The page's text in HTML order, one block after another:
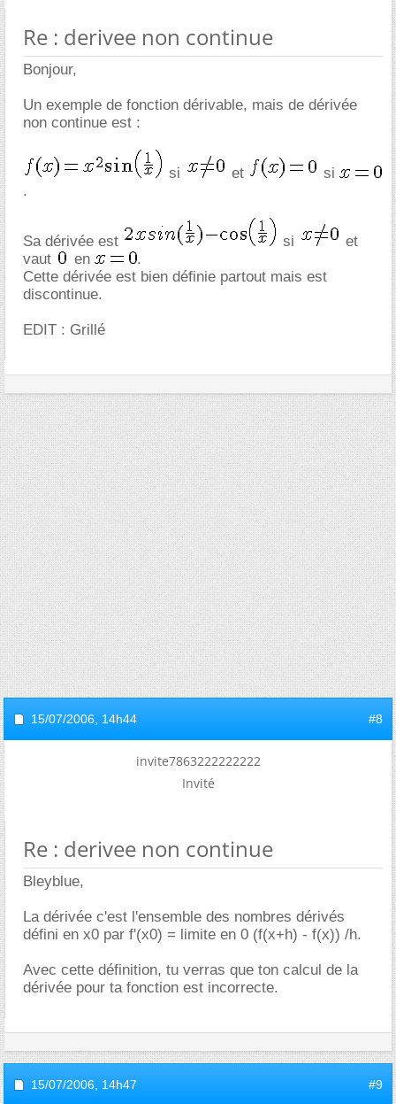
Re : derivee non continue
Bonjour,
Un exemple de fonction dérivable, mais de dérivée
non continue est :
si et
si
.
Sa dérivée est si
et
vaut
en
.
Cette dérivée est bien définie partout mais est
discontinue.
EDIT : Grillé
15/07/2006, 14h44 #8
invite7863222222222
Invité
Re : derivee non continue
Bleyblue,
La dérivée c'est l'ensemble des nombres dérivés
défini en x0 par f'(x0) = limite en 0 (f(x+h) - f(x)) /h.
Avec cette définition, tu verras que ton calcul de la
dérivée pour ta fonction est incorrecte.
15/07/2006, 14h47 #9